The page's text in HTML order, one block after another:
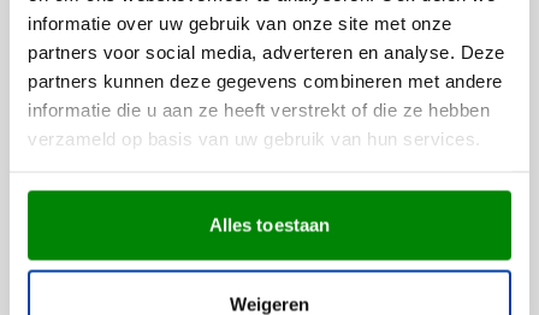
informatie over uw gebruik van onze site met onze
partners voor social media, adverteren en analyse. Deze
partners kunnen deze gegevens combineren met andere
informatie die u aan ze heeft verstrekt of die ze hebben
verzameld op basis van uw gebruik van hun services.
Alles toestaan
Weigeren
Draagtas Mateusz
Bedrukken vanaf 1 stuks
Levering vanaf18 augustus